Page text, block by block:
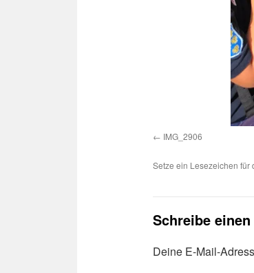
IMG_2906
Setze ein Lesezeichen für
Schreibe
Deine E-Mail-